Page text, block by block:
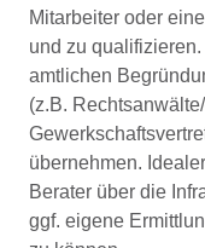
Mitarbeiter oder
und zu
amtlichen
(z.B.
übernehmen.
Berater über die
ggf. eigene